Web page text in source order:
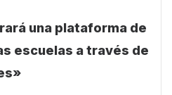
una plataforma de
escuelas a través de